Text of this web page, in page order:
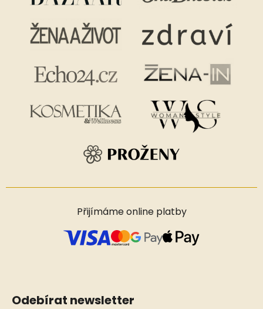
Přijímáme online platby
Odebírat newsletter